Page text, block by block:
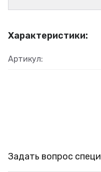
Характеристики:
Артикул:
Задать вопрос